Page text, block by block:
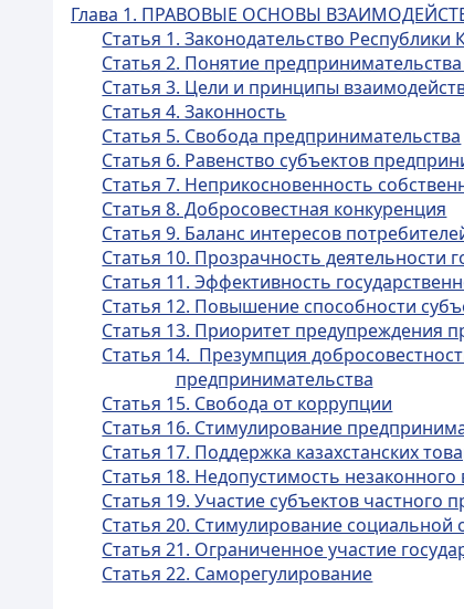
Глава 1. ПРАВОВЫЕ ОСНОВЫ
Статья 1. Законодательство
Статья 2. Понятие
Статья 3. Цели и принципы
Статья 4. Законность
Статья 5. Свобода предпринимательства
Статья 6. Равенство субъектов
Статья 7. Неприкосновенность
Статья 8. Добросовестная конкуренция
Статья 9. Баланс интересов
Статья 10. Прозрачность деятельности
Статья 11. Эффективность
Статья 12. Повышение способности
Статья 13. Приоритет предупреждения
Статья 14. Презумпция
предпринимательства
Статья 15. Свобода от коррупции
Статья 16. Стимулирование
Статья 17. Поддержка казахстанских
Статья 18. Недопустимость
Статья 19. Участие субъектов
Статья 20. Стимулирование социальной
Статья 21. Ограниченное участие
Статья 22. Саморегулирование